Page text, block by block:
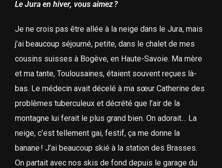
Le Jura en hiver, vous aimez ?
Je ne crois pas être allée à la neige dans le Jura, mais
j’ai beaucoup séjourné, petite, dans le chalet de mes
cousins suisses à Bogève, en Haute-Savoie. Ma mère
et ma tante, Toulousaines, étaient souvent reçues là-
bas. Le médecin avait décelé à ma sœur Catherine des
problèmes tuberculeux et décrété que l’air de la
montagne lui ferait le plus grand bien. On adorait… La
neige, c’est tellement gai, festif, ça me donne la
banane ! J’ai beaucoup skié à la station des Brasses.
On partait avec nos skis de fond depuis le garage du